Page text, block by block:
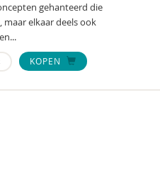
gehanteerd die
elkaar deels ook
KOPEN